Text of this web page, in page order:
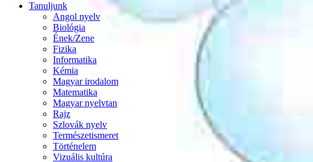
Tanuljunk
Angol nyelv
Biológia
Ének/Zene
Fizika
Informatika
Kémia
Magyar irodalom
Matematika
Magyar nyelvtan
Rajz
Szlovák nyelv
Természetismeret
Történelem
Vizuális kultúra